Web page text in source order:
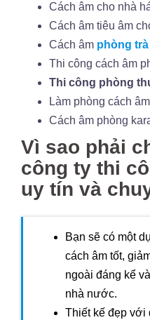
Cách âm cho nhà
Cách âm tiêu âm
Cách âm phòng trà
Thi công cách âm
Thi công phòng
Làm phòng cách
Cách âm phòng
Vì sao phải
công ty thi
uy tín và
Bạn sẽ có một
cách âm tốt,
ngoài đáng kể
nhà nước.
Thiết kế đẹp với